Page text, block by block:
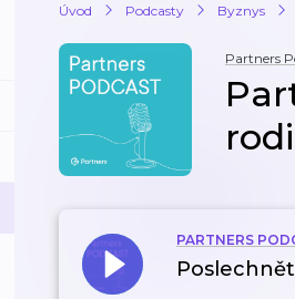
Úvod Podcasty Byznys
Partners
PARTNERS